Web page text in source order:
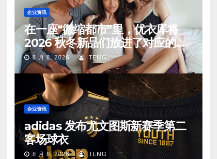
企业资讯
在一座“微缩都市”里，优衣库将
2026 秋冬新品们放进了对应的生
活场景中
8 月 8, 2026 TENG
企业资讯
adidas 发布尤文图斯新赛季第二
客场球衣
8 月 8, 2026 TENG